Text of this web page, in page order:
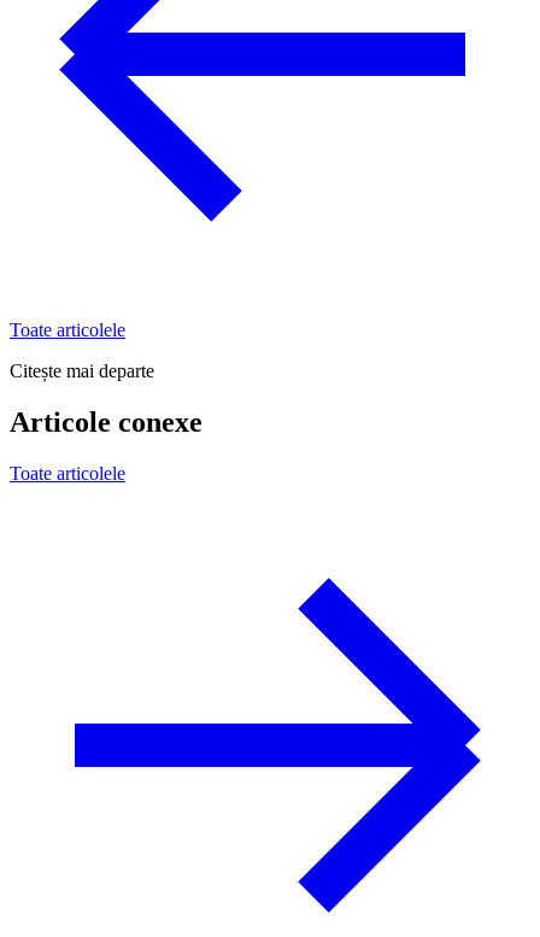
Toate articolele
Citește mai departe
Articole conexe
Toate articolele